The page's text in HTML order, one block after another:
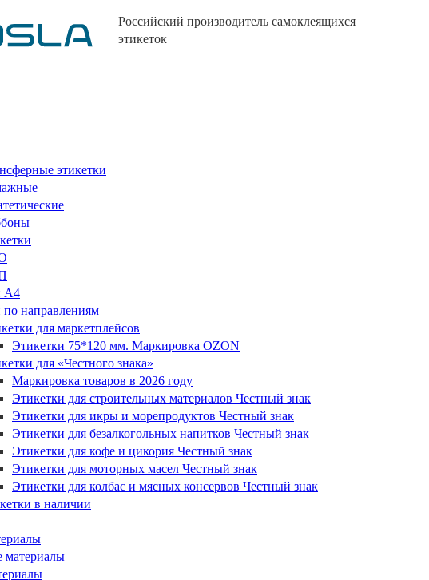
Российский производитель самоклеящихся
этикеток
этикетки
А4
по направлениям
для маркетплейсов
Этикетки 75*120 мм. Маркировка OZON
для «Честного знака»
Маркировка товаров в 2026 году
Этикетки для строительных материалов Честный знак
Этикетки для икры и морепродуктов Честный знак
Этикетки для безалкогольных напитков Честный знак
Этикетки для кофе и цикория Честный знак
Этикетки для моторных масел Честный знак
Этикетки для колбас и мясных консервов Честный знак
в наличии
материалы